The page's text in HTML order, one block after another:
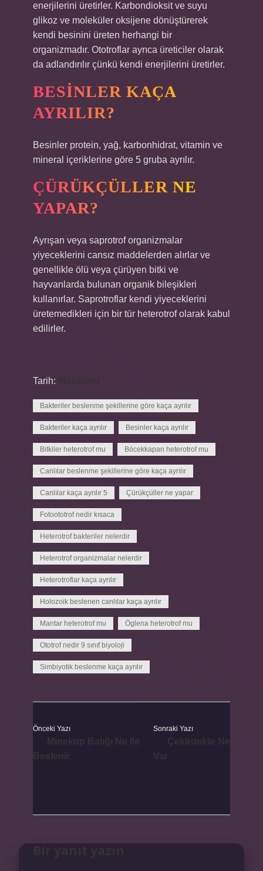
enerjilerini üretirler. Karbondioksit ve suyu
glikoz ve moleküler oksijene dönüştürerek
kendi besinini üreten herhangi bir
organizmadır. Ototroflar ayrıca üreticiler olarak
da adlandırılır çünkü kendi enerjilerini üretirler.
BESINLER KAÇA
AYRILIR?
Besinler protein, yağ, karbonhidrat, vitamin ve
mineral içeriklerine göre 5 gruba ayrılır.
ÇÜRÜKÇÜLLER NE
YAPAR?
Ayrışan veya saprotrof organizmalar
yiyeceklerini cansız maddelerden alırlar ve
genellikle ölü veya çürüyen bitki ve
hayvanlarda bulunan organik bileşikleri
kullanırlar. Saprotroflar kendi yiyeceklerini
üretemedikleri için bir tür heterotrof olarak kabul
edilirler.
Tarih:
Bakteriler beslenme şekillerine göre kaça ayrılır
Bakteriler kaça ayrılır Besinler kaça ayrılır
Bitkiler heterotrof mu Böcekkapan heterotrof mu
Canlılar beslenme şekillerine göre kaça ayrılır
Canlılar kaça ayrılır 5 Çürükçüller ne yapar
Fotoototrof nedir kısaca
Heterotrof bakteriler nelerdir
Heterotrof organizmalar nelerdir
Heterotroflar kaça ayrılır
Holozoik beslenen canlılar kaça ayrılır
Mantar heterotrof mu Öglena heterotrof mu
Ototrof nedir 9 sınıf biyoloji
Simbiyotik beslenme kaça ayrılır
Önceki Yazı Sonraki Yazı